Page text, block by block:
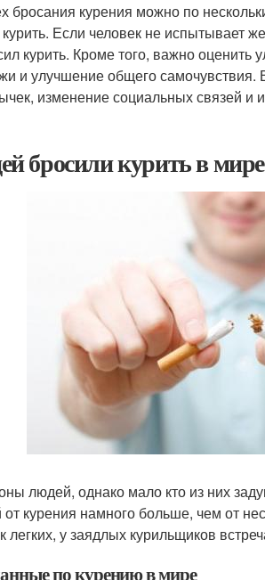
бросания курения можно по
Если человек не испытывает
курить. Кроме того, важно
и улучшение общего
изменение социальных связей и
бросили курить в мире
людей, однако мало кто из них
курения намного больше, чем от
легких, у заядлых курильщиков
по курению в мире